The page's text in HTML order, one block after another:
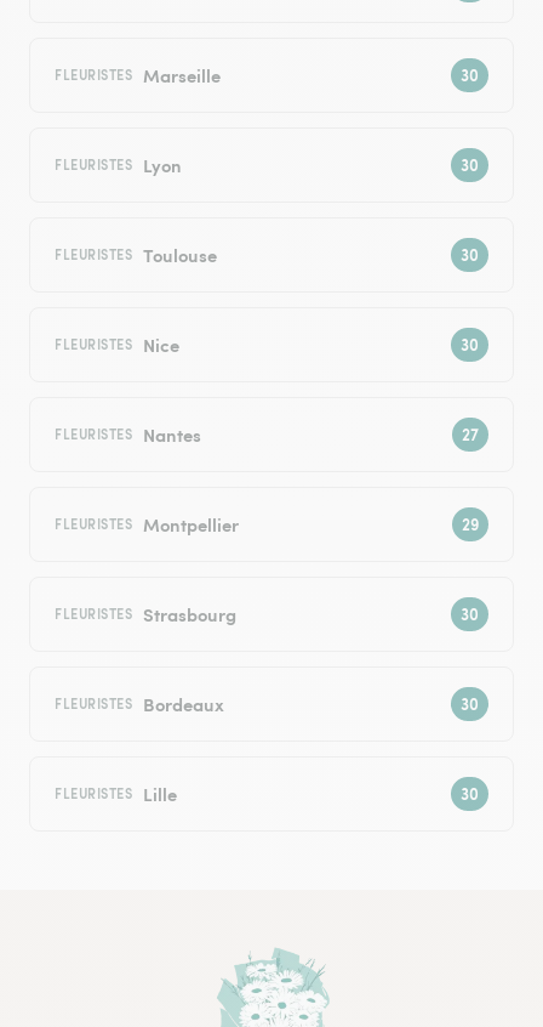
FLEURISTES Marseille
FLEURISTES Lyon
FLEURISTES Toulouse
FLEURISTES Nice
FLEURISTES Nantes
FLEURISTES Montpellier
FLEURISTES Strasbourg
FLEURISTES Bordeaux
FLEURISTES Lille